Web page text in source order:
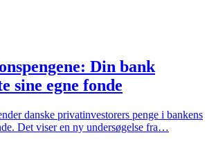
Din bank
sine egne fonde
danske privatinvestorers penge i bankens
Det viser en ny undersøgelse fra…